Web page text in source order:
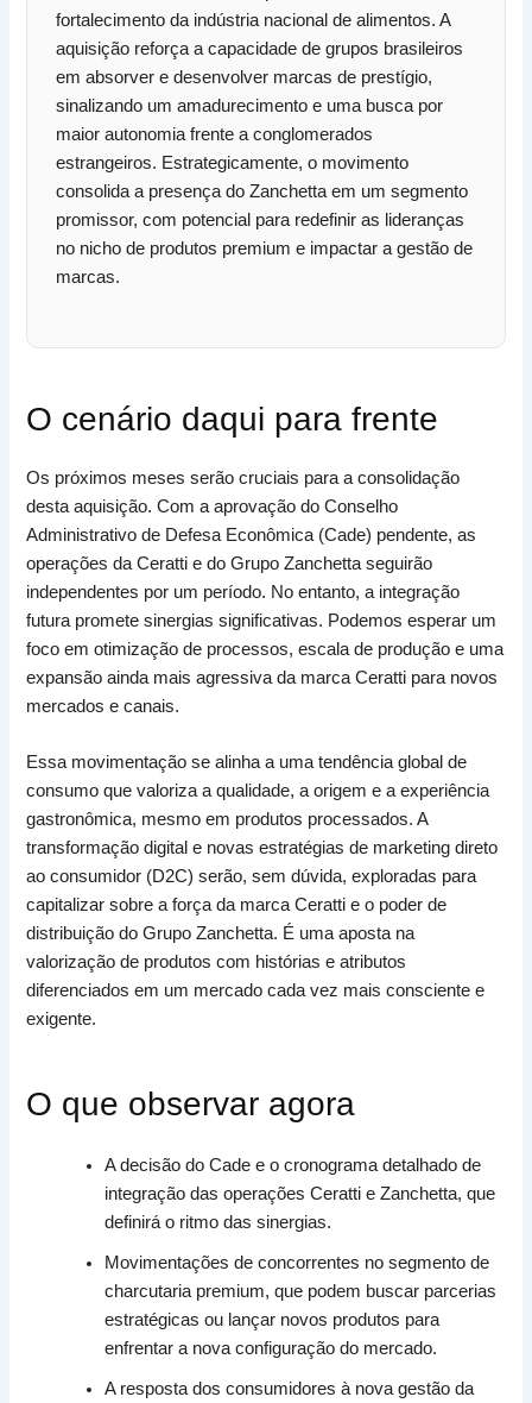
fortalecimento da indústria nacional de alimentos. A
aquisição reforça a capacidade de grupos brasileiros
em absorver e desenvolver marcas de prestígio,
sinalizando um amadurecimento e uma busca por
maior autonomia frente a conglomerados
estrangeiros. Estrategicamente, o movimento
consolida a presença do Zanchetta em um segmento
promissor, com potencial para redefinir as lideranças
no nicho de produtos premium e impactar a gestão de
marcas.
O cenário daqui para frente
Os próximos meses serão cruciais para a consolidação
desta aquisição. Com a aprovação do Conselho
Administrativo de Defesa Econômica (Cade) pendente, as
operações da Ceratti e do Grupo Zanchetta seguirão
independentes por um período. No entanto, a integração
futura promete sinergias significativas. Podemos esperar um
foco em otimização de processos, escala de produção e uma
expansão ainda mais agressiva da marca Ceratti para novos
mercados e canais.
Essa movimentação se alinha a uma tendência global de
consumo que valoriza a qualidade, a origem e a experiência
gastronômica, mesmo em produtos processados. A
transformação digital e novas estratégias de marketing direto
ao consumidor (D2C) serão, sem dúvida, exploradas para
capitalizar sobre a força da marca Ceratti e o poder de
distribuição do Grupo Zanchetta. É uma aposta na
valorização de produtos com histórias e atributos
diferenciados em um mercado cada vez mais consciente e
exigente.
O que observar agora
A decisão do Cade e o cronograma detalhado de
integração das operações Ceratti e Zanchetta, que
definirá o ritmo das sinergias.
Movimentações de concorrentes no segmento de
charcutaria premium, que podem buscar parcerias
estratégicas ou lançar novos produtos para
enfrentar a nova configuração do mercado.
A resposta dos consumidores à nova gestão da